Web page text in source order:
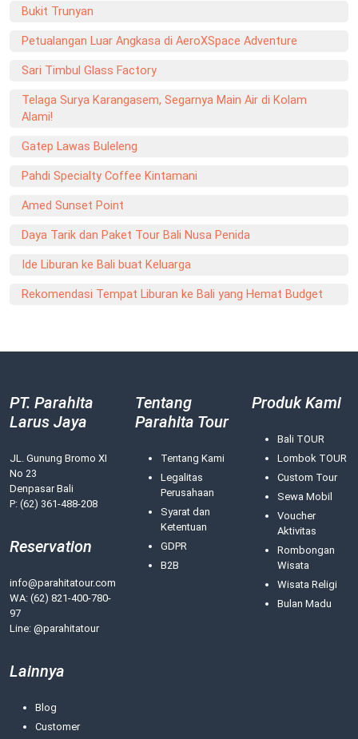
Bukit Trunyan
Petualangan Luar Angkasa di AeroXSpace Adventure
Sari Timbul Glass Factory
Telaga Surya Karangasem, Segarnya Main Air di Kolam
Alami!
Gatep Lawas Buleleng
Pahdi Specialty Coffee Kintamani
Amed Sunset Point
Daya Tarik dan Paket Tour Bali Nusa Penida
Ide Liburan ke Bali buat Keluarga
Rekomendasi Tempat Liburan ke Bali yang Hemat Budget
PT. Parahita
Larus Jaya
JL. Gunung Bromo XI
No 23
Denpasar Bali
P: (62) 361-488-208
Reservation
info@parahitatour.com
WA: (62) 821-400-780-
97
Line: @parahitatour
Tentang
Parahita Tour
Tentang Kami
Legalitas
Perusahaan
Syarat dan
Ketentuan
GDPR
B2B
Produk Kami
Bali TOUR
Lombok TOUR
Custom Tour
Sewa Mobil
Voucher
Aktivitas
Rombongan
Wisata
Wisata Religi
Bulan Madu
Lainnya
Blog
Customer